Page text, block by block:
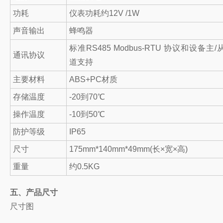
功耗 仪表功耗约12V /1W
声音输出 蜂鸣器
通讯协议
标准RS485 Modbus-RTU 协议和设备主/
道支持
主要材料 ABS+PC材质
存储温度 -20到70℃
操作温度 -10到50℃
防护等级 IP65
尺寸 175mm*140mm*49mm(长×宽×高)
重量 约0.5KG
五、产品尺寸
尺寸图